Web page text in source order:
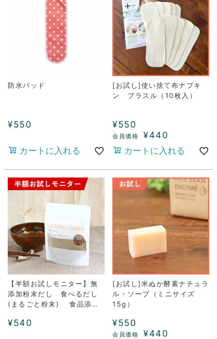
防水パッド
¥550
カートに入れる
[お試し]使い捨て布ナプキ
ン プラスル（10枚入）
¥550
¥440
カートに入れる
【半額お試しモニター】無
添加粉末だし 食べるだし
(まるごと粉末) 食品添加
(40g：毎日小さじ1杯使う
¥540
[お試し]米ぬか酵素ナチュラ
ル・ソープ（ミニサイズ
15g）
¥550
¥440